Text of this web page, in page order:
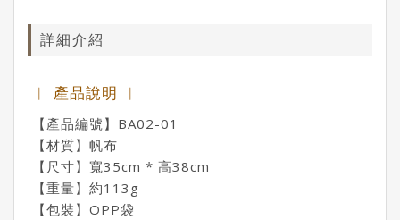
詳細介紹
︱ 產品說明 ︱
【產品編號】BA02-01
【材質】帆布
【尺寸】寬35cm * 高38cm
【重量】約113g
【包裝】OPP袋